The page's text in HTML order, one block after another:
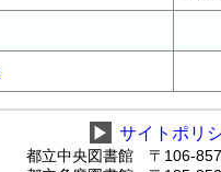
▶ サイトポリ
都立中央図書館 〒106-